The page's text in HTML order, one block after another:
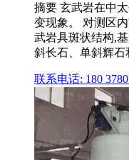
摘要 玄武岩在中
变现象。 对测区
武岩具斑状结构,
斜长石、单斜辉石
联系电话: 180 3780